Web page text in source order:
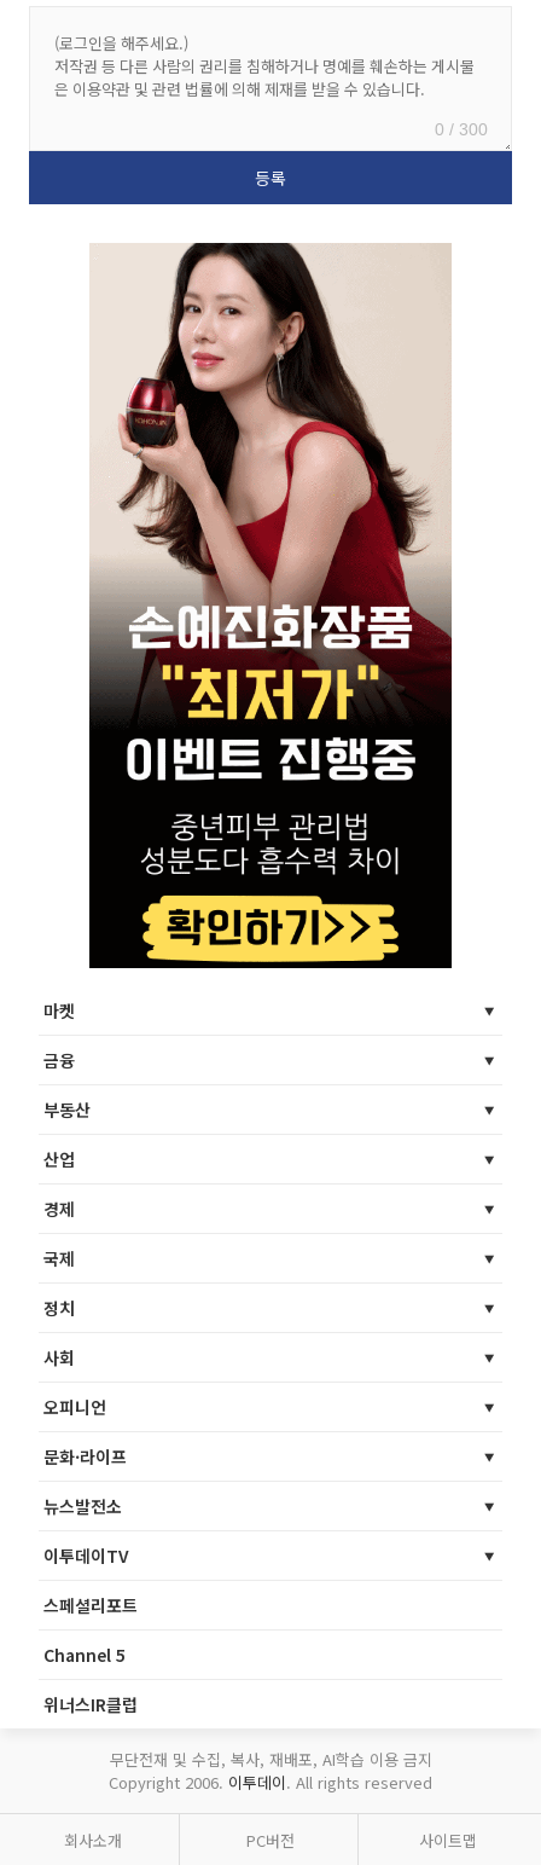
0 / 300
마켓
금융
부동산
산업
경제
국제
정치
사회
오피니언
문화·라이프
뉴스발전소
이투데이TV
스페셜리포트
Channel 5
위너스IR클럽
무단전재 및 수집, 복사, 재배포, AI학습 이용 금지
Copyright 2006. 이투데이. All rights reserved
회사소개 PC버전 사이트맵